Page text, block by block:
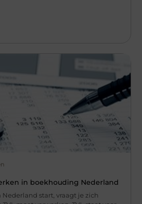
in boekhouding Nederland
Nederland start, vraagt je zich